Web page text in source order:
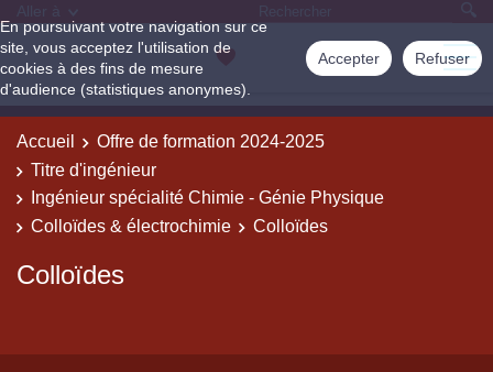
En poursuivant votre navigation sur ce
site, vous acceptez l'utilisation de
cookies à des fins de mesure
d'audience (statistiques anonymes).
Accepter Refuser
Accueil
Offre de formation 2024-2025
Titre d'ingénieur
Ingénieur spécialité Chimie - Génie Physique
Colloïdes & électrochimie
Colloïdes
Colloïdes